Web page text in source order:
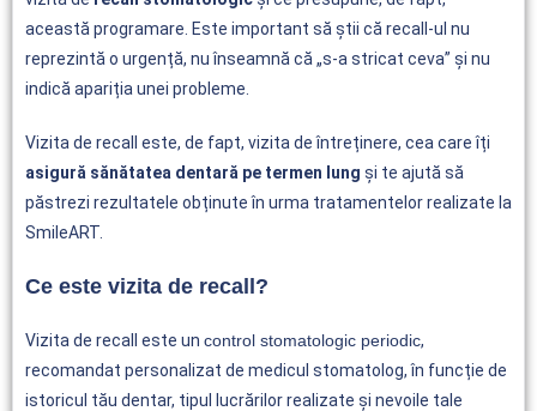
această programare. Este important să știi că recall-ul nu
reprezintă o urgență, nu înseamnă că „s-a stricat ceva” și nu
indică apariția unei probleme.
Vizita de recall este, de fapt, vizita de întreținere, cea care îți
asigură sănătatea dentară pe termen lung și te ajută să
păstrezi rezultatele obținute în urma tratamentelor realizate la
SmileART.
Ce este vizita de recall?
Vizita de recall este un control stomatologic periodic,
recomandat personalizat de medicul stomatolog, în funcție de
istoricul tău dentar, tipul lucrărilor realizate și nevoile tale